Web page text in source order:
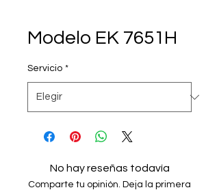
Modelo EK 7651H
Servicio *
No hay reseñas todavía
Comparte tu opinión. Deja la primera